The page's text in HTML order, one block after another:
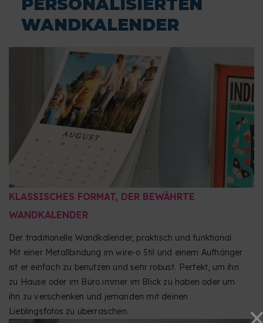
PERSONALISIERTEN
WANDKALENDER
KLASSISCHES FORMAT, DER BEWÄHRTE
WANDKALENDER
Der traditionelle Wandkalender, praktisch und funktional.
Mit einer Metallbindung im wire-o Stil und einem Aufhänger
ist er einfach zu benutzen und sehr robust. Perfekt, um ihn
zu Hause oder im Büro immer im Blick zu haben oder um
ihn zu verschenken und jemanden mit deinen
Lieblingsfotos zu überraschen.